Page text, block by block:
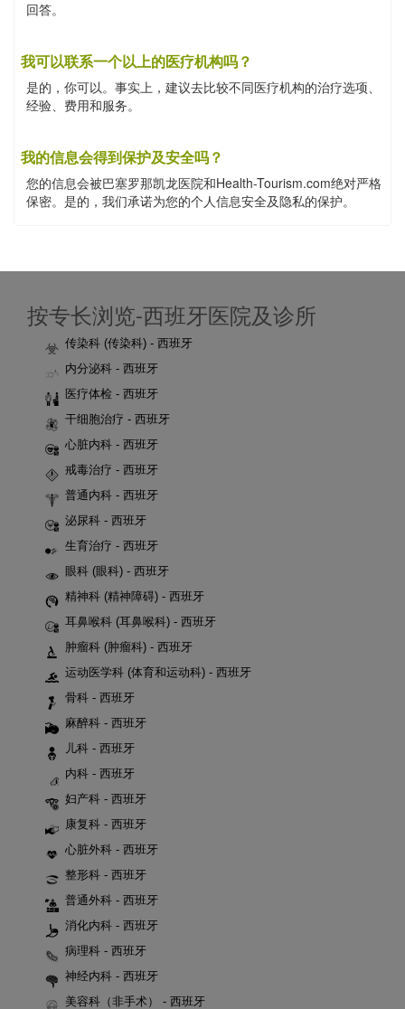
回答。
我可以联系一个以上的医疗机构吗？
是的，你可以。事实上，建议去比较不同医疗机构的治疗选项、
经验、费用和服务。
我的信息会得到保护及安全吗？
您的信息会被巴塞罗那凯龙医院和Health-Tourism.com绝对严格
保密。是的，我们承诺为您的个人信息安全及隐私的保护。
按专长浏览-西班牙医院及诊所
传染科 (传染科) - 西班牙
内分泌科 - 西班牙
医疗体检 - 西班牙
干细胞治疗 - 西班牙
心脏内科 - 西班牙
戒毒治疗 - 西班牙
普通内科 - 西班牙
泌尿科 - 西班牙
生育治疗 - 西班牙
眼科 (眼科) - 西班牙
精神科 (精神障碍) - 西班牙
耳鼻喉科 (耳鼻喉科) - 西班牙
肿瘤科 (肿瘤科) - 西班牙
运动医学科 (体育和运动科) - 西班牙
骨科 - 西班牙
麻醉科 - 西班牙
儿科 - 西班牙
内科 - 西班牙
妇产科 - 西班牙
康复科 - 西班牙
心脏外科 - 西班牙
整形科 - 西班牙
普通外科 - 西班牙
消化内科 - 西班牙
病理科 - 西班牙
神经内科 - 西班牙
美容科（非手术） - 西班牙